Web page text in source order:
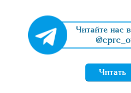
Читайте нас
Читать